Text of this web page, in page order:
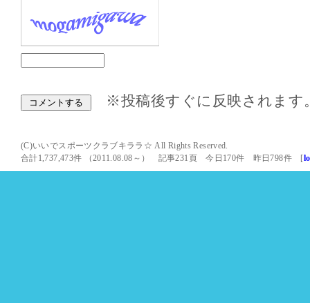
※投稿後すぐに反映されます
(C)いいでスポーツクラブキララ☆ All Rights Reserved.
合計1,737,473件 （2011.08.08～） 記事231頁 今日170件 昨日798件 [